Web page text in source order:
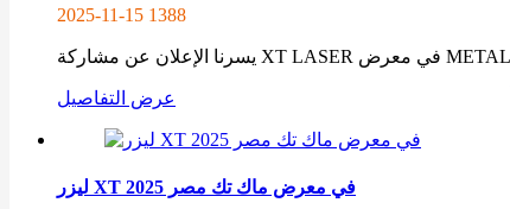
2025-11-15 1388
عرض التفاصيل
ليزر XT في معرض ماك تك مصر 2025